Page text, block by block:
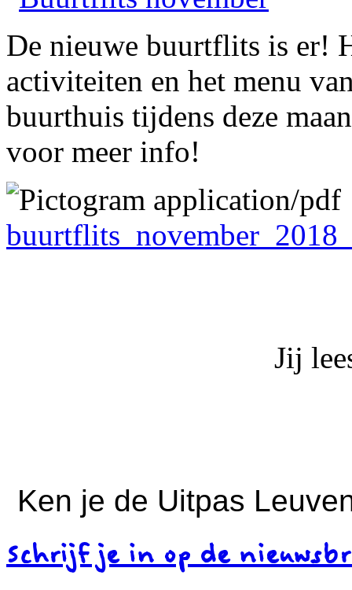
De nieuwe buurtflits is er!
activiteiten en het menu
buurthuis tijdens deze
voor meer info!
Jij
Ken je de Uitpas
Schrijf je in op de